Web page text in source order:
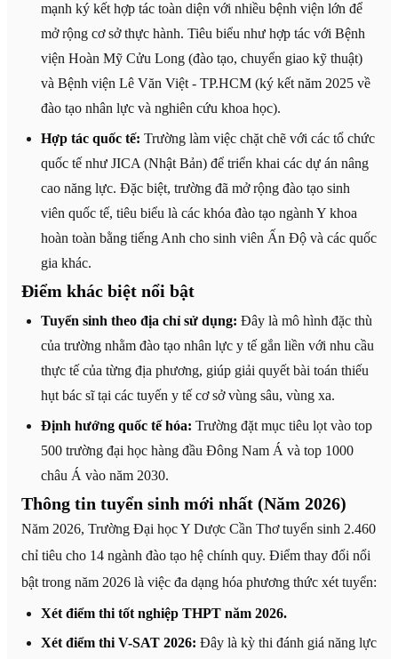
mạnh ký kết hợp tác toàn diện với nhiều bệnh viện lớn để
mở rộng cơ sở thực hành. Tiêu biểu như hợp tác với Bệnh
viện Hoàn Mỹ Cửu Long (đào tạo, chuyển giao kỹ thuật)
và Bệnh viện Lê Văn Việt - TP.HCM (ký kết năm 2025 về
đào tạo nhân lực và nghiên cứu khoa học).
Hợp tác quốc tế: Trường làm việc chặt chẽ với các tổ chức
quốc tế như JICA (Nhật Bản) để triển khai các dự án nâng
cao năng lực. Đặc biệt, trường đã mở rộng đào tạo sinh
viên quốc tế, tiêu biểu là các khóa đào tạo ngành Y khoa
hoàn toàn bằng tiếng Anh cho sinh viên Ấn Độ và các quốc
gia khác.
Điểm khác biệt nổi bật
Tuyển sinh theo địa chỉ sử dụng: Đây là mô hình đặc thù
của trường nhằm đào tạo nhân lực y tế gắn liền với nhu cầu
thực tế của từng địa phương, giúp giải quyết bài toán thiếu
hụt bác sĩ tại các tuyến y tế cơ sở vùng sâu, vùng xa.
Định hướng quốc tế hóa: Trường đặt mục tiêu lọt vào top
500 trường đại học hàng đầu Đông Nam Á và top 1000
châu Á vào năm 2030.
Thông tin tuyển sinh mới nhất (Năm 2026)
Năm 2026, Trường Đại học Y Dược Cần Thơ tuyển sinh 2.460
chỉ tiêu cho 14 ngành đào tạo hệ chính quy. Điểm thay đổi nổi
bật trong năm 2026 là việc đa dạng hóa phương thức xét tuyển:
Xét điểm thi tốt nghiệp THPT năm 2026.
Xét điểm thi V-SAT 2026: Đây là kỳ thi đánh giá năng lực